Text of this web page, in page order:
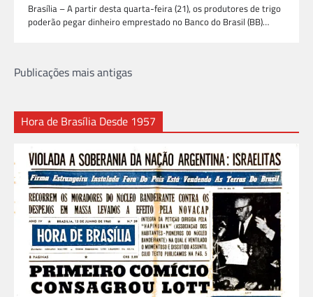
Brasília – A partir desta quarta-feira (21), os produtores de trigo
poderão pegar dinheiro emprestado no Banco do Brasil (BB)…
Navegação
posts
Publicações mais antigas
Hora de Brasília Desde 1957